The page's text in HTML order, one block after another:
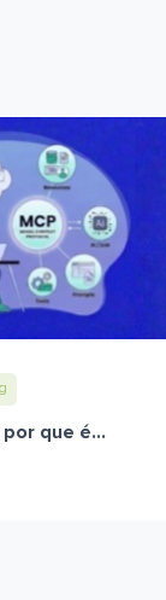
por que é...